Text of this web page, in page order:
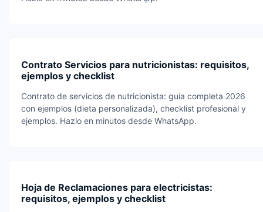
Contrato Servicios para nutricionistas: requisitos,
ejemplos y checklist
Contrato de servicios de nutricionista: guía completa 2026
con ejemplos (dieta personalizada), checklist profesional y
ejemplos. Hazlo en minutos desde WhatsApp.
Hoja de Reclamaciones para electricistas:
requisitos, ejemplos y checklist